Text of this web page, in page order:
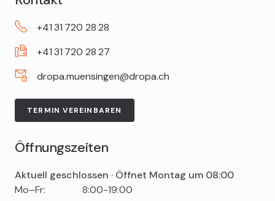
+4131 720 2828
+4131 720 2827
dropa.muensingen@dropa.ch
TERMIN VEREINBAREN
Öffnungszeiten
Aktuell geschlossen · Öffnet Montag um 08:00
Tag
Time
Comment
Mo–Fr:
8:00-19:00